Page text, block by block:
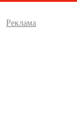
Реклама